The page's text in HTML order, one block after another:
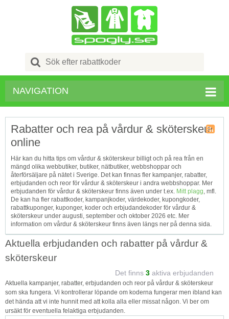
Search
for:
NAVIGATION
Rabatter och rea på vårdur & sköterskeur
online
Här kan du hitta tips om vårdur & sköterskeur billigt och på rea från en
mängd olika webbutiker, butiker, nätbutiker, webbshoppar och
återförsäljare på nätet i Sverige. Det kan finnas fler kampanjer, rabatter,
erbjudanden och reor för vårdur & sköterskeur i andra webbshoppar. Mer
erbjudanden för vårdur & sköterskeur finns även under t.ex. Mitt plagg, mfl.
De kan ha fler rabattkoder, kampanjkoder, värdekoder, kupongkoder,
rabattkuponger, kuponger, koder och erbjudandekoder för vårdur &
sköterskeur under augusti, september och oktober 2026 etc. Mer
information om vårdur & sköterskeur finns även längs ner på denna sida.
Aktuella erbjudanden och rabatter på vårdur &
sköterskeur
Det finns 3 aktiva erbjudanden
Aktuella kampanjer, rabatter, erbjudanden och reor på vårdur & sköterskeur
som ska fungera. Vi kontrollerar löpande om koderna fungerar men ibland kan
det hända att vi inte hunnit med att kolla alla eller missat någon. Vi ber om
ursäkt för eventuella felaktiga erbjudanden.